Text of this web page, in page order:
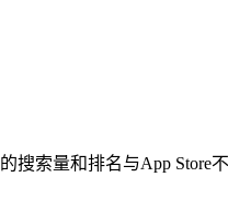
搜索量和排名与App Store